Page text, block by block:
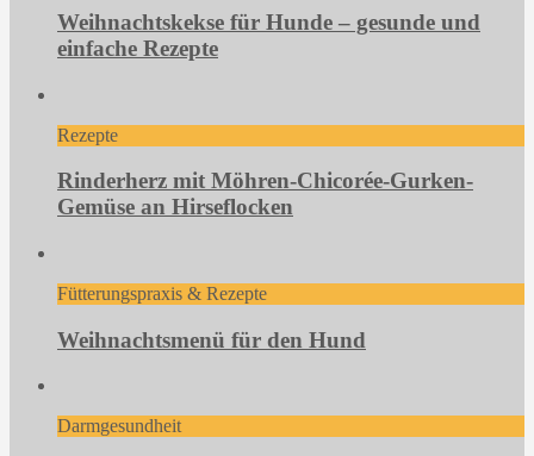
Weihnachtskekse für Hunde – gesunde und
einfache Rezepte
Rezepte
Rinderherz mit Möhren-Chicorée-Gurken-
Gemüse an Hirseflocken
Fütterungspraxis & Rezepte
Weihnachtsmenü für den Hund
Darmgesundheit